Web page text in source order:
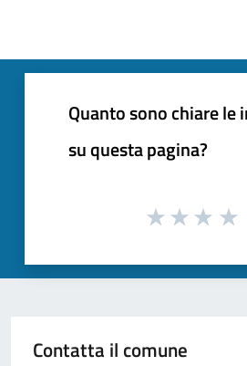
Quanto sono chiare le
su questa pagina?
Contatta il comune